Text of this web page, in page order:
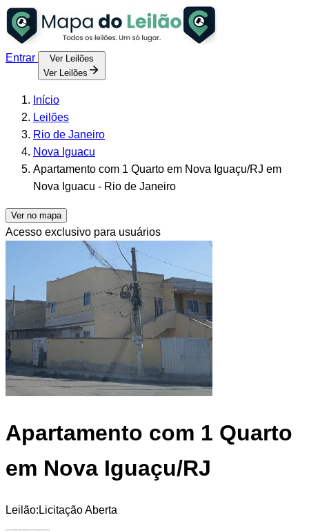
Entrar
Ver Leilões
Ver Leilões
Início
Leilões
Rio de Janeiro
Nova Iguacu
Apartamento com 1 Quarto em Nova Iguaçu/RJ em
Nova Iguacu - Rio de Janeiro
Ver no mapa
Acesso exclusivo para usuários
Apartamento com 1 Quarto
em Nova Iguaçu/RJ
Leilão: Licitação Aberta